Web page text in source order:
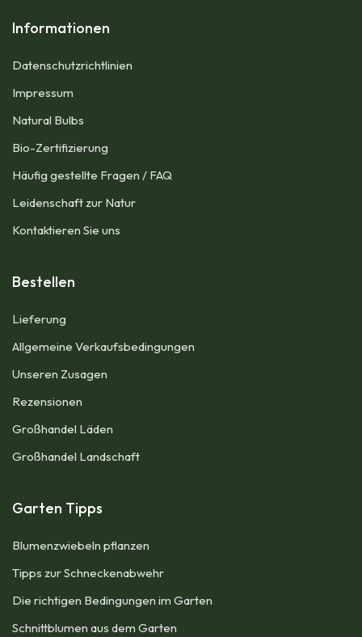
Informationen
Datenschutzrichtlinien
Impressum​
Natural Bulbs
Bio-Zertifizierung
Häufig gestellte Fragen / FAQ
Leidenschaft zur Natur
Kontaktieren Sie uns
Bestellen
Lieferung
Allgemeine Verkaufsbedingungen​
Unseren Zusagen
Rezensionen
Großhandel Läden
Großhandel Landschaft
Garten Tipps
Blumenzwiebeln pflanzen​
Tipps zur Schneckenabwehr
Die richtigen Bedingungen im Garten
Schnittblumen aus dem Garten